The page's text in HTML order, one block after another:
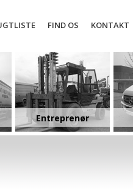
FIND OS KONTAKT
Entreprenør